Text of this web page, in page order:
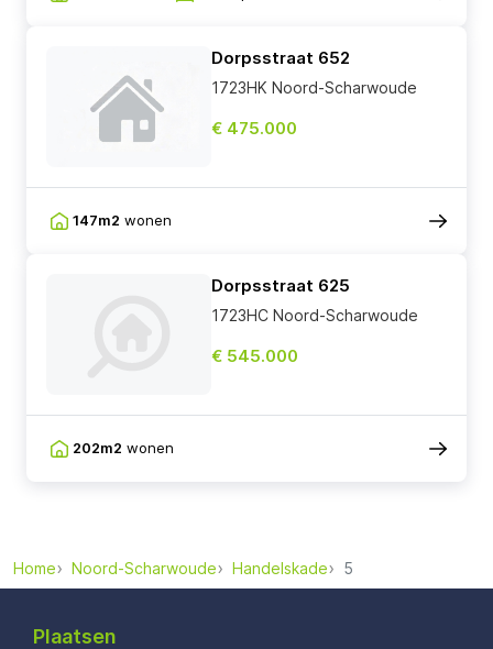
Dorpsstraat 652
1723HK Noord-Scharwoude
€ 475.000
147m2 wonen
Dorpsstraat 625
1723HC Noord-Scharwoude
€ 545.000
202m2 wonen
Home Noord-Scharwoude Handelskade 5
Plaatsen